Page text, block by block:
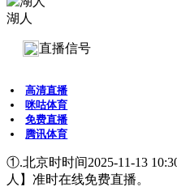
湖人
直播信号
高清直播
咪咕体育
免费直播
腾讯体育
①.北京时时间2025-11-13
人】准时在线免费直播。